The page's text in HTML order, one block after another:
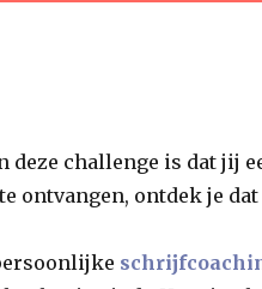
deze challenge is dat jij
ontvangen, ontdek je